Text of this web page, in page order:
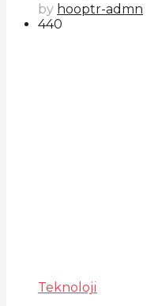
by hooptr-admn
440
Teknoloji